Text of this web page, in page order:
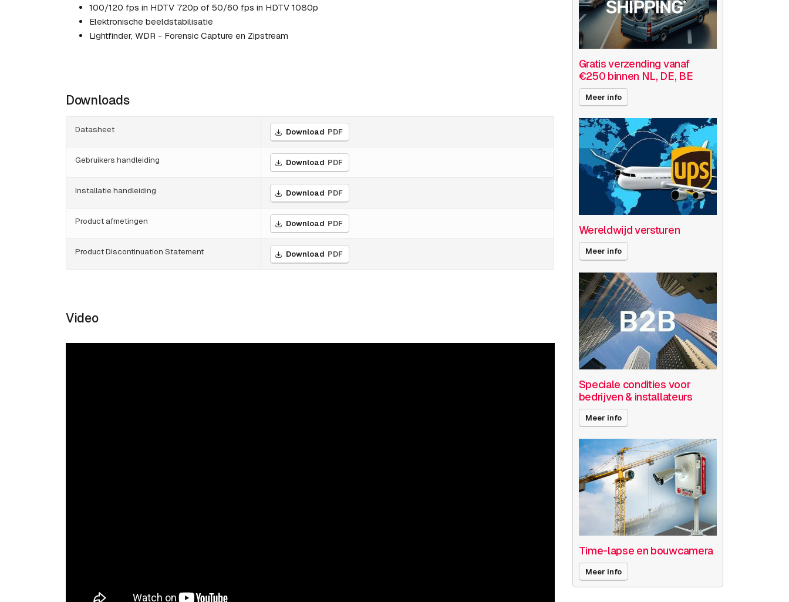
100/120 fps in HDTV 720p of 50/60 fps in HDTV 1080p
Elektronische beeldstabilisatie
Lightfinder, WDR - Forensic Capture en Zipstream
Downloads
Datasheet Download PDF
Gebruikers handleiding Download PDF
Installatie handleiding Download PDF
Product afmetingen Download PDF
Product Discontinuation Statement Download PDF
Video
Gratis verzending vanaf
€250 binnen NL, DE, BE
Meer info
Wereldwijd versturen
Meer info
Speciale condities voor
bedrijven & installateurs
Meer info
Time-lapse en bouwcamera
Meer info